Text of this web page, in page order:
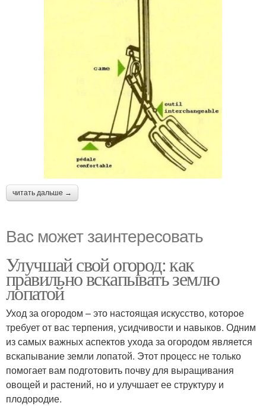
читать дальше →
Вас может заинтересовать
Улучшай свой огород: как
правильно вскапывать землю
лопатой
Уход за огородом – это настоящая искусство, которое
требует от вас терпения, усидчивости и навыков. Одним
из самых важных аспектов ухода за огородом является
вскапывание земли лопатой. Этот процесс не только
помогает вам подготовить почву для выращивания
овощей и растений, но и улучшает ее структуру и
плодородие.